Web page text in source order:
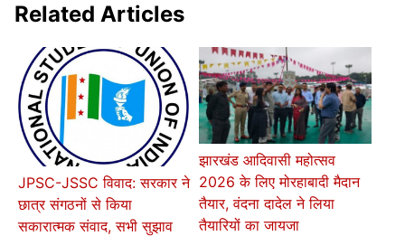
Related Articles
JPSC-JSSC विवाद: सरकार ने
छात्र संगठनों से किया
सकारात्मक संवाद, सभी सुझाव
झारखंड आदिवासी महोत्सव
2026 के लिए मोरहाबादी मैदान
तैयार, वंदना दादेल ने लिया
तैयारियों का जायजा